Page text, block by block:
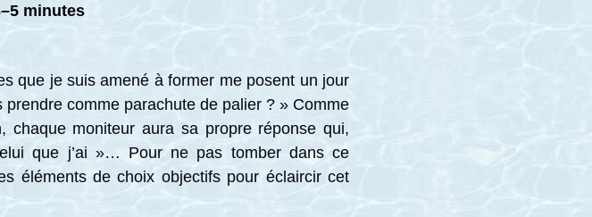
minutes
que je suis amené à former me posent un jour
prendre comme parachute de palier ? » Comme
chaque moniteur aura sa propre réponse qui,
que j’ai »… Pour ne pas tomber dans ce
éléments de choix objectifs pour éclaircir cet